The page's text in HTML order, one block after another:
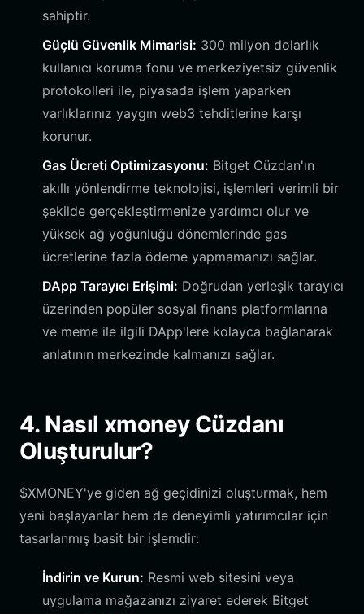
sahiptir.
Güçlü Güvenlik Mimarisi: 300 milyon dolarlık
kullanıcı koruma fonu ve merkeziyetsiz güvenlik
protokolleri ile, piyasada işlem yaparken
varlıklarınız yaygın web3 tehditlerine karşı
korunur.
Gas Ücreti Optimizasyonu: Bitget Cüzdan'ın
akıllı yönlendirme teknolojisi, işlemleri verimli bir
şekilde gerçekleştirmenize yardımcı olur ve
yüksek ağ yoğunluğu dönemlerinde gas
ücretlerine fazla ödeme yapmamanızı sağlar.
DApp Tarayıcı Erişimi: Doğrudan yerleşik tarayıcı
üzerinden popüler sosyal finans platformlarına
ve meme ile ilgili DApp'lere kolayca bağlanarak
anlatının merkezinde kalmanızı sağlar.
4. Nasıl xmoney Cüzdanı
Oluşturulur?
$XMONEY'ye giden ağ geçidinizi oluşturmak, hem
yeni başlayanlar hem de deneyimli yatırımcılar için
tasarlanmış basit bir işlemdir:
İndirin ve Kurun: Resmi web sitesini veya
uygulama mağazanızı ziyaret ederek Bitget